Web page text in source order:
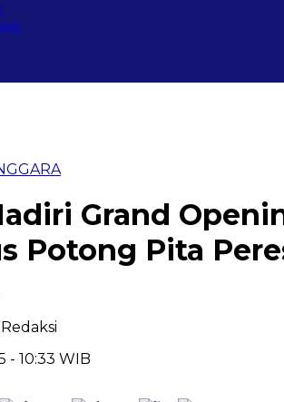
Grand
Potong Pita
- 10:33 WIB